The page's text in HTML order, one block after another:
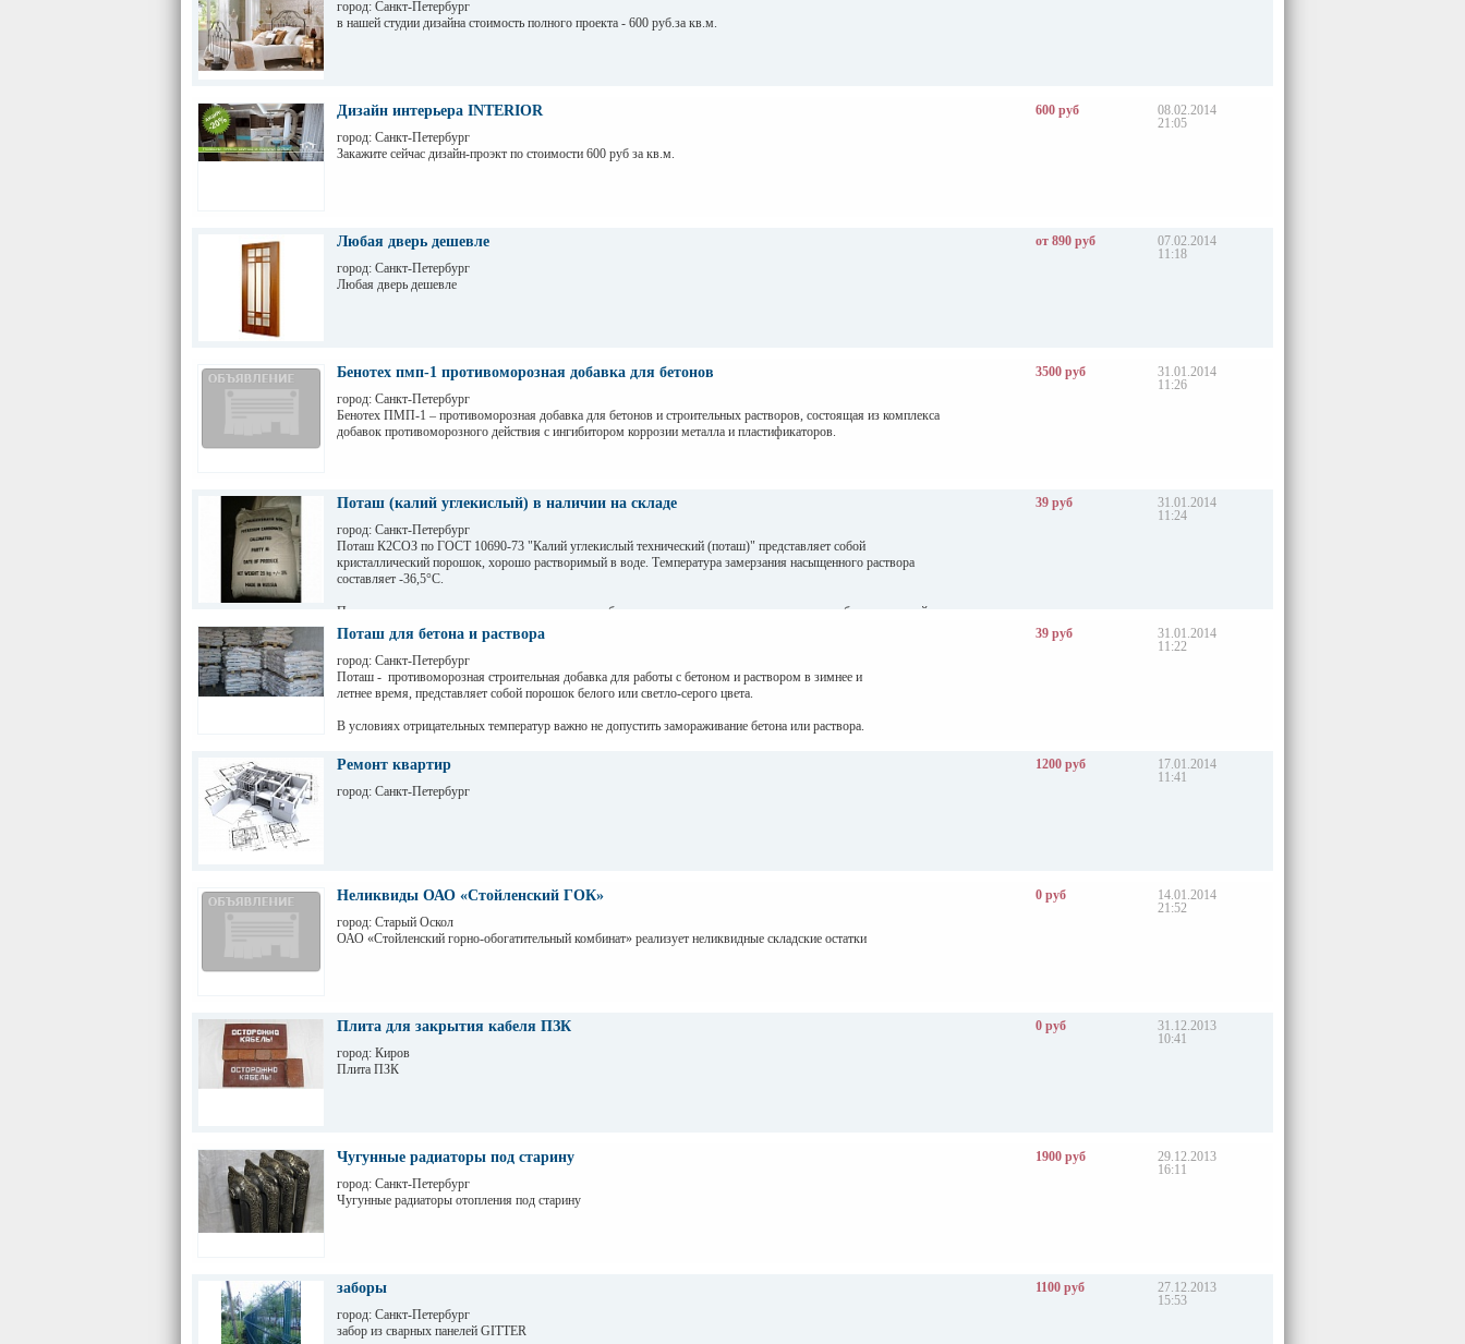
город: Санкт-Петербург
в нашей студии дизайна стоимость полного проекта - 600 руб.за кв.м.
Дизайн интерьера INTERIOR
город: Санкт-Петербург
Закажите сейчас дизайн-проэкт по стоимости 600 руб за кв.м.
08.02.2014
21:05
600 руб
Любая дверь дешевле
город: Санкт-Петербург
Любая дверь дешевле
07.02.2014
11:18
от 890 руб
Бенотех пмп-1 противоморозная добавка для бетонов
город: Санкт-Петербург
Бенотех ПМП-1 – противоморозная добавка для бетонов и строительных растворов, состоящая из комплекса
добавок противоморозного действия с ингибитором коррозии металла и пластификаторов.
31.01.2014
11:26
3500 руб
Поташ (калий углекислый) в наличии на складе
город: Санкт-Петербург
Поташ К2СОЗ по ГОСТ 10690-73 "Калий углекислый технический (поташ)" представляет собой
кристаллический порошок, хорошо растворимый в воде. Температура замерзания насыщенного раствора
составляет -36,5°С.
Поташ сильно ускоряет схватывание и твердение бетона и применяется при строительных работах в зимний
период, если во время выдерживания до приобретения критической прочности температура бетона с
максимальной дозировкой добавки не опустится ниже - 25°С. Морозостойкость бетона совместно с поташом
можно усилить добавлением жидкого натриевого стекла.
31.01.2014
11:24
39 руб
Поташ для бетона и раствора
город: Санкт-Петербург
Поташ - противоморозная строительная добавка для работы с бетоном и раствором в зимнее и
летнее время, представляет собой порошок белого или светло-серого цвета.
В условиях отрицательных температур важно не допустить замораживание бетона или раствора.
И здесь явно не обойтись без ПОТАША - ускорителя твердения бетона либо раствора.
Поташ сильно ускоряет взаимодействие цемента с водой до того, как вся влага испарится. В результате чего
31.01.2014
11:22
39 руб
Ремонт квартир
город: Санкт-Петербург
17.01.2014
11:41
1200 руб
Неликвиды ОАО «Стойленский ГОК»
город: Старый Оскол
ОАО «Стойленский горно-обогатительный комбинат» реализует неликвидные складские остатки
14.01.2014
21:52
0 руб
Плита для закрытия кабеля ПЗК
город: Киров
Плита ПЗК
31.12.2013
10:41
0 руб
Чугунные радиаторы под старину
город: Санкт-Петербург
Чугунные радиаторы отопления под старину
29.12.2013
16:11
1900 руб
заборы
город: Санкт-Петербург
забор из сварных панелей GITTER
27.12.2013
15:53
1100 руб